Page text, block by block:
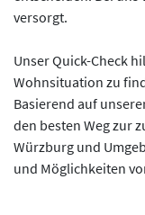
versorgt.
Unser Quick-Check
Wohnsituation zu
Basierend auf
den besten Weg zur
Würzburg und
und Möglichkeiten